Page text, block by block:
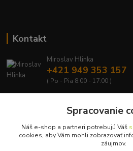
Kontakt
Miroslav Hlinka
+421 949 353 157
( Po - Pia 8:00 - 17:00 )
Spracovanie
Náš e-shop a partneri potrebujú Váš
cookies, aby Vám mohli zobrazovať
záujmov.